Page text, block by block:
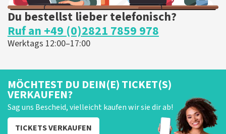
Du bestellst lieber telefonisch?
Ruf an +49 (0)2821 7859 978
Werktags 12:00–17:00
MÖCHTEST DU DEIN(E) TICKET(S)
VERKAUFEN?
Sag uns Bescheid, vielleicht kaufen wir sie dir ab!
TICKETS VERKAUFEN